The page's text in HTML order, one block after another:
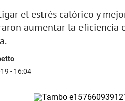
el estrés calórico y
aumentar la
- 16:04